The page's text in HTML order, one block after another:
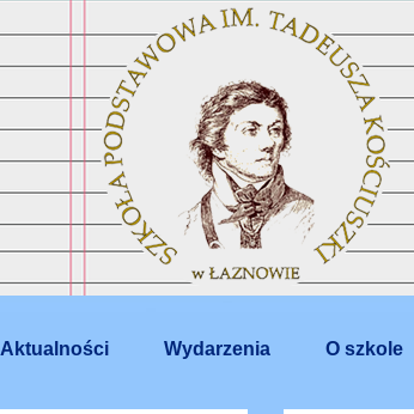
Aktualności Wydarzenia O szkole